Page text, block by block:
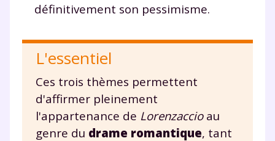
définitivement son pessimisme.
L'essentiel
Ces trois thèmes permettent
d'affirmer pleinement
l'appartenance de Lorenzaccioau
genre du drame romantique, tant